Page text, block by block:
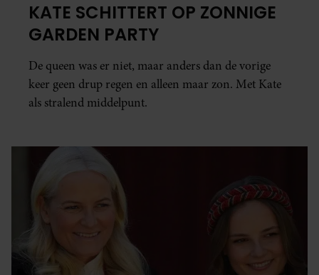
KATE SCHITTERT OP ZONNIGE
GARDEN PARTY
De queen was er niet, maar anders dan de vorige
keer geen drup regen en alleen maar zon. Met Kate
als stralend middelpunt.